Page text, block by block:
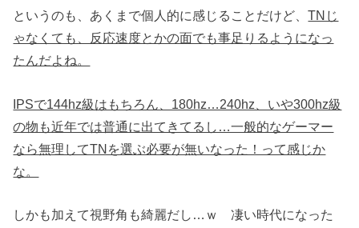
というのも、あくまで個人的に感じることだけど、TNじ
ゃなくても、反応速度とかの面でも事足りるようになっ
たんだよね。
IPSで144hz級はもちろん、180hz…240hz、いや300hz級
の物も近年では普通に出てきてるし…一般的なゲーマー
なら無理してTNを選ぶ必要が無いなった！って感じか
な。
しかも加えて視野角も綺麗だし…ｗ 凄い時代になった